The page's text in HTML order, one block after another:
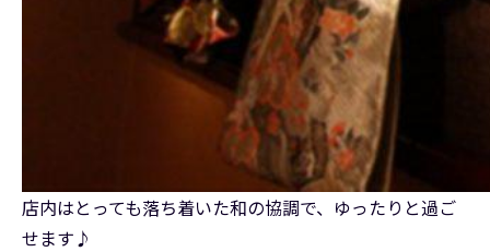
店内はとっても落ち着いた和の協調で、ゆったりと過ご
せます♪